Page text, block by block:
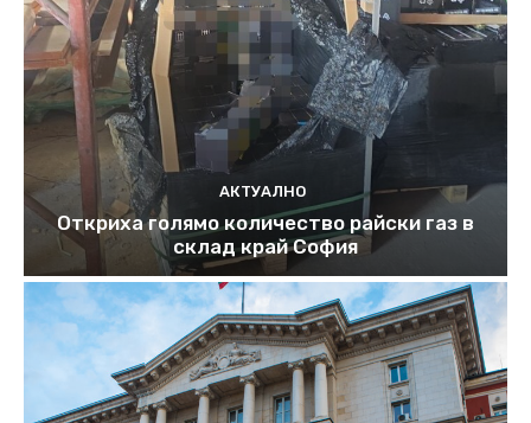
АКТУАЛНО
Откриха голямо количество райски газ в
склад край София